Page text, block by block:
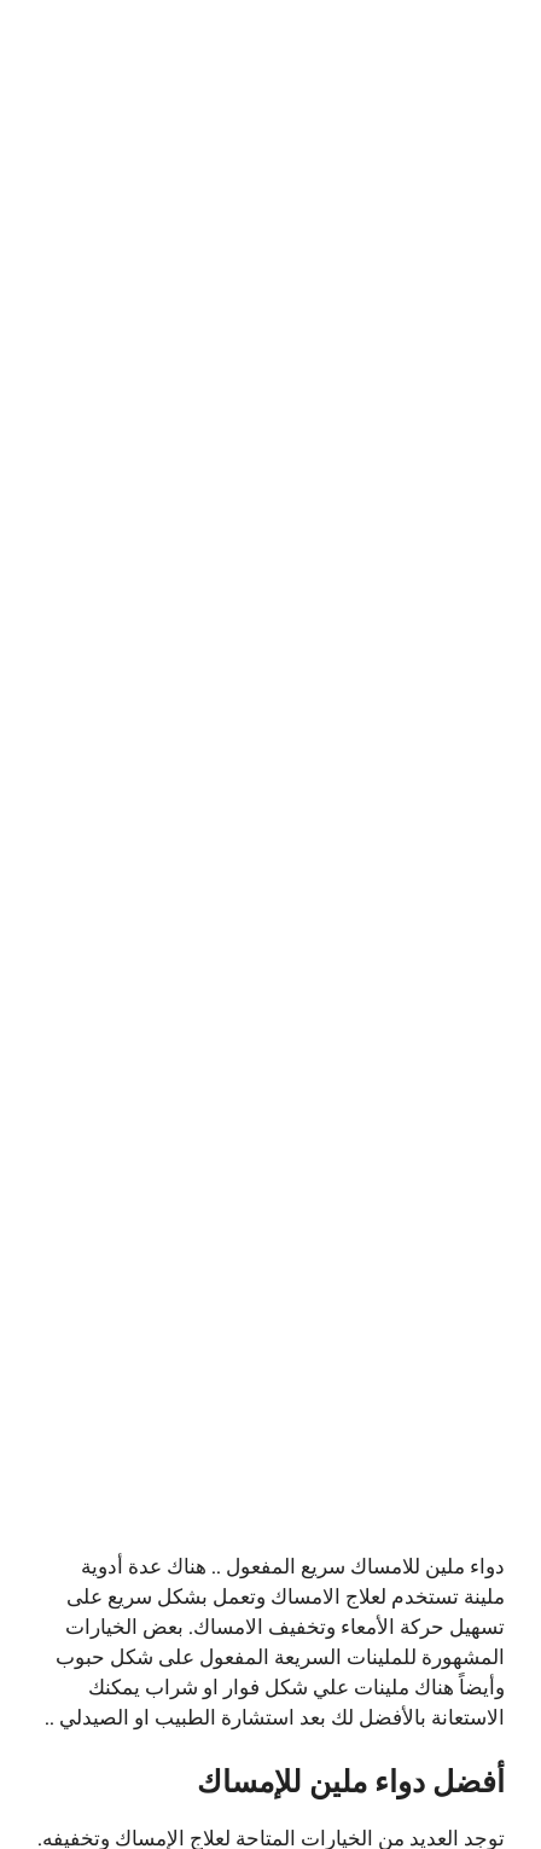
دواء ملين للامساك سريع المفعول .. هناك عدة أدوية
ملينة تستخدم لعلاج الامساك وتعمل بشكل سريع على
تسهيل حركة الأمعاء وتخفيف الامساك. بعض الخيارات
المشهورة للملينات السريعة المفعول على شكل حبوب
وأيضاً هناك ملينات علي شكل فوار او شراب يمكنك
الاستعانة بالأفضل لك بعد استشارة الطبيب او الصيدلي ..
أفضل دواء ملين للإمساك
توجد العديد من الخيارات المتاحة لعلاج الإمساك وتخفيفه.